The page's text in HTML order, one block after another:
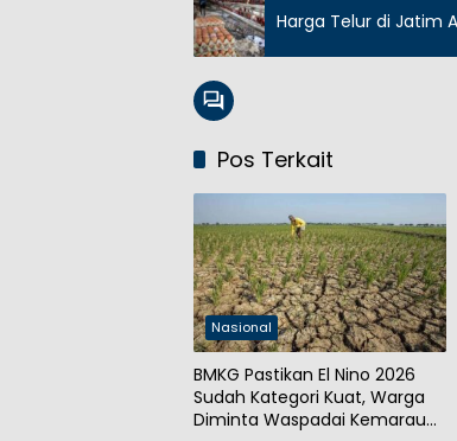
Harga Telur di Jatim
Pos Terkait
Nasional
BMKG Pastikan El Nino 2026
Sudah Kategori Kuat, Warga
Diminta Waspadai Kemarau
Nasional